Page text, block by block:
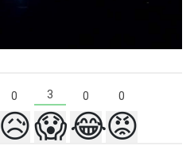
0 3 0 0
😥😱😂😡